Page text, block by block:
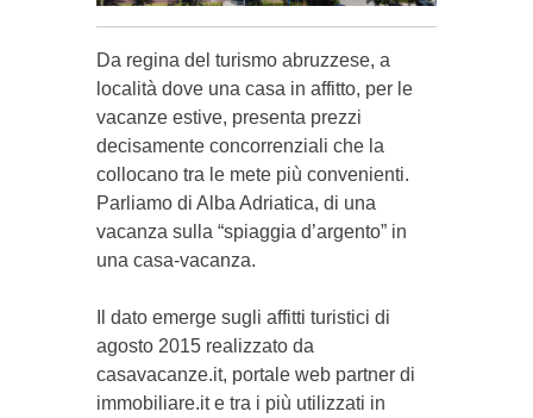
Da regina del turismo a­bruzzese, a
località dove una casa in affitto, per le
va­­canze estive, presenta prezzi
decisamente concorrenziali che la
collocano tra le mete più convenienti.
Parli­a­mo di Alba Adriati­ca, di una
vacanza sulla “spiaggia d’argento” in
una casa-va­canza.
Il dato emerge sugli af­fitti turistici di
agosto 2015 realizzato da
casavacanze.it, portale web partner di
immobiliare.it e tra i più utilizzati in